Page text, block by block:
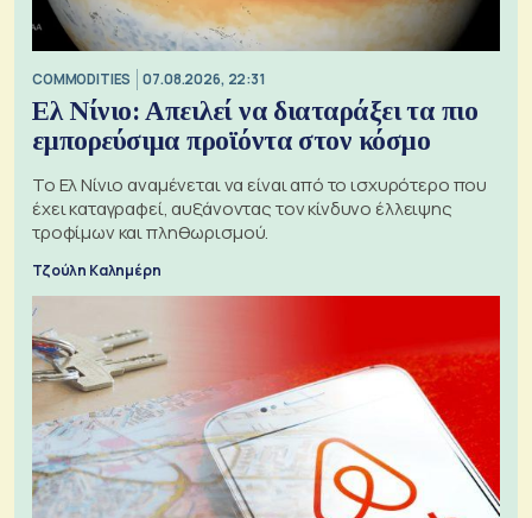
COMMODITIES 07.08.2026, 22:31
Ελ Νίνιο: Απειλεί να διαταράξει τα πιο
εμπορεύσιμα προϊόντα στον κόσμο
Το Ελ Νίνιο αναμένεται να είναι από το ισχυρότερο που
έχει καταγραφεί, αυξάνοντας τον κίνδυνο έλλειψης
τροφίμων και πληθωρισμού.
Τζούλη Καλημέρη